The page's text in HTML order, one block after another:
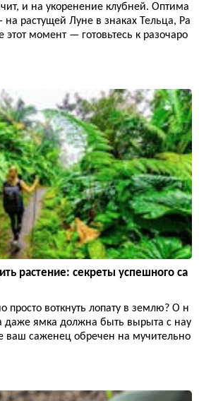
и на укоренение клубней. Оптима
растущей Луне в знаках Тельца, Ра
этот момент — готовьтесь к разочаро
растение: секреты успешного са
просто воткнуть лопату в землю? О н
даже ямка должна быть вырыта с нау
саженец обречен на мучительно